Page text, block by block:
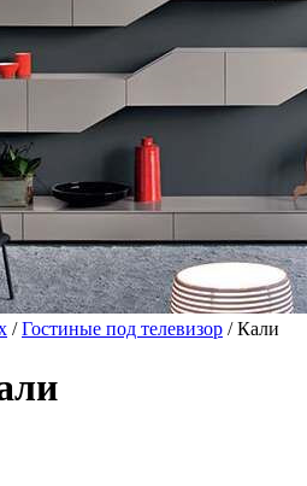
/Гостиные под телевизор / Кали